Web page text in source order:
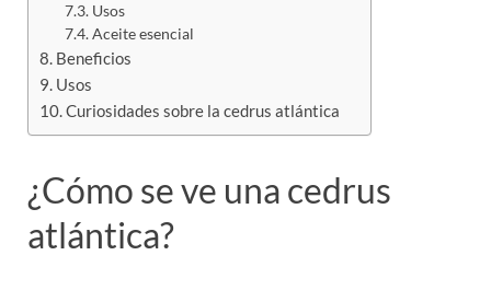
Usos
Aceite esencial
Beneficios
Usos
Curiosidades sobre la cedrus atlántica
¿Cómo se ve una cedrus
atlántica?